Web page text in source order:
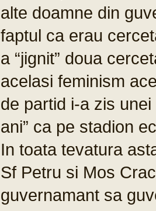
alte doamne din
faptul ca erau
a “jignit” doua
acelasi feminism
de partid i-a zis
ani” ca pe stadion
In toata tevatura
Sf Petru si Mos
guvernamant sa